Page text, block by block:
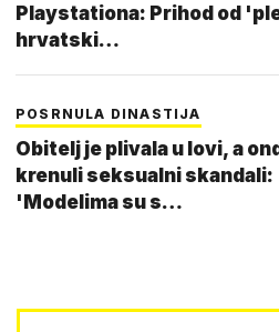
Playstationa: Prihod od
hrvatski…
POSRNULA DINASTIJA
Obitelj je plivala u lovi, a
krenuli seksualni skandali:
'Modelima su s…